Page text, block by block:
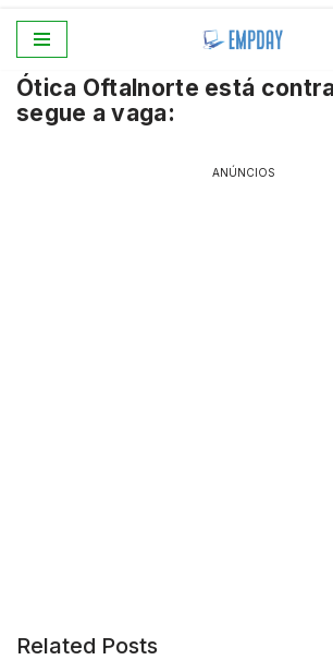
para
o
Ótica Oftalnorte está
segue a vaga:
ANÚNCIOS
Related Posts